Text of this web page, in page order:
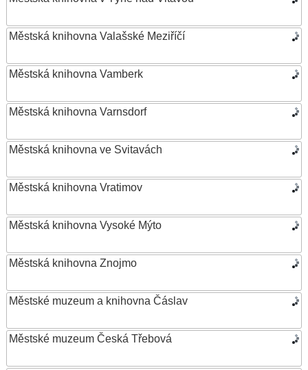
Městská knihovna Valašské Meziříčí
Městská knihovna Vamberk
Městská knihovna Varnsdorf
Městská knihovna ve Svitavách
Městská knihovna Vratimov
Městská knihovna Vysoké Mýto
Městská knihovna Znojmo
Městské muzeum a knihovna Čáslav
Městské muzeum Česká Třebová